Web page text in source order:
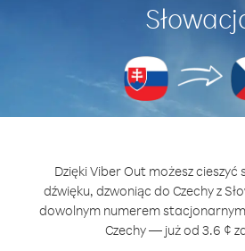
Dzięki Viber Out możesz cieszyć
dźwięku, dzwoniąc do Czechy z
dowolnym numerem
Czechy — już od 3.6 ¢